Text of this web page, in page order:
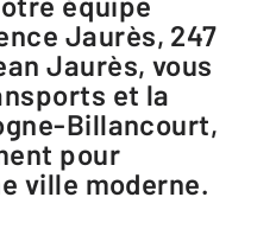
Jaurès, 247
Jaurès, vous
et la
Billancourt,
pour
ville moderne.